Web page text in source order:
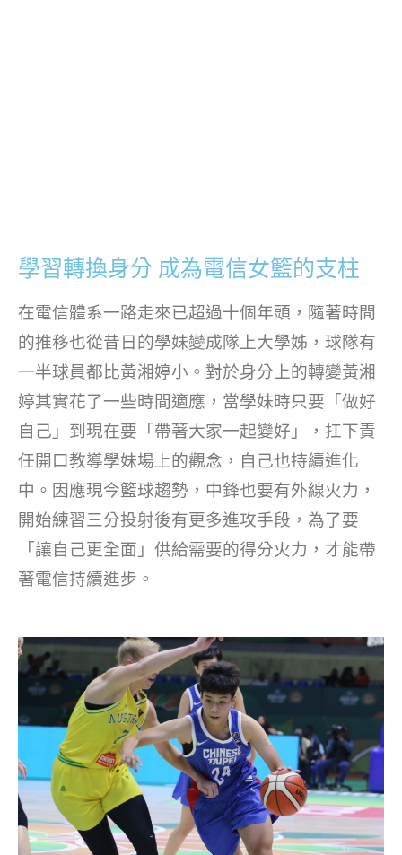
學習轉換身分 成為電信女籃的支柱
在電信體系一路走來已超過十個年頭，隨著時間
的推移也從昔日的學妹變成隊上大學姊，球隊有
一半球員都比黃湘婷小。對於身分上的轉變黃湘
婷其實花了一些時間適應，當學妹時只要「做好
自己」到現在要「帶著大家一起變好」，扛下責
任開口教導學妹場上的觀念，自己也持續進化
中。因應現今籃球趨勢，中鋒也要有外線火力，
開始練習三分投射後有更多進攻手段，為了要
「讓自己更全面」供給需要的得分火力，才能帶
著電信持續進步。